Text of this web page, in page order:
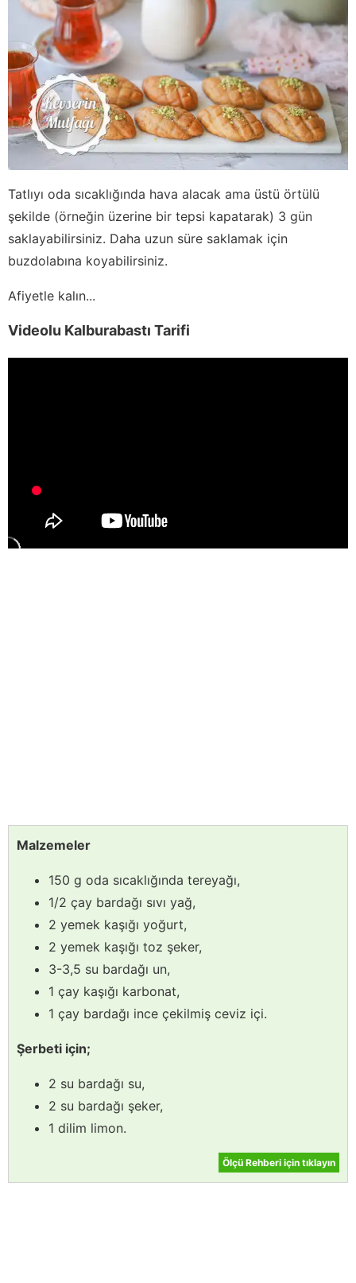
Tatlıyı oda sıcaklığında hava alacak ama üstü örtülü
şekilde (örneğin üzerine bir tepsi kapatarak) 3 gün
saklayabilirsiniz. Daha uzun süre saklamak için
buzdolabına koyabilirsiniz.
Afiyetle kalın...
Videolu Kalburabastı Tarifi
Malzemeler
150 g oda sıcaklığında tereyağı,
1/2 çay bardağı sıvı yağ,
2 yemek kaşığı yoğurt,
2 yemek kaşığı toz şeker,
3-3,5 su bardağı un,
1 çay kaşığı karbonat,
1 çay bardağı ince çekilmiş ceviz içi.
Şerbeti için;
2 su bardağı su,
2 su bardağı şeker,
1 dilim limon.
Ölçü Rehberi için tıklayın